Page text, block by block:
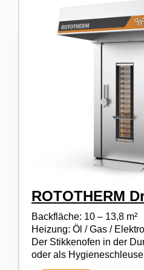
ROTOTHERM
Backfläche: 10 – 13,8 m²
Heizung: Öl / Gas / Elektro
Der Stikkenofen in der
oder als Hygieneschleuse